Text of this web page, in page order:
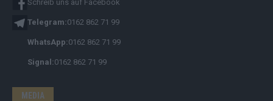
Schreib uns auf Facebook
Telegram:0162 862 71 99
WhatsApp:0162 862 71 99
Signal:0162 862 71 99
MEDIA